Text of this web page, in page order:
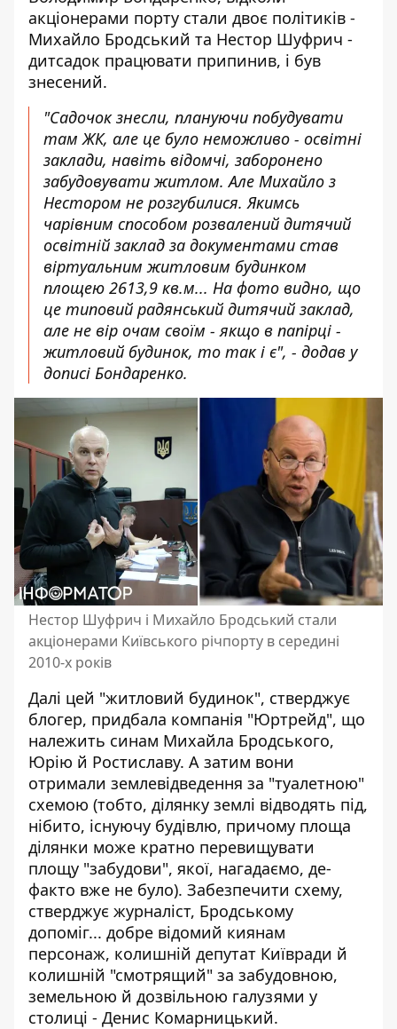
акціонерами порту стали двоє політиків -
Михайло Бродський та Нестор Шуфрич -
дитсадок працювати припинив, і був
знесений.
"Садочок знесли, плануючи побудувати
там ЖК, але це було неможливо - освітні
заклади, навіть відомчі, заборонено
забудовувати житлом. Але Михайло з
Нестором не розгубилися. Якимсь
чарівним способом розвалений дитячий
освітній заклад за документами став
віртуальним житловим будинком
площею 2613,9 кв.м... На фото видно, що
це типовий радянський дитячий заклад,
але не вір очам своїм - якщо в папірці -
житловий будинок, то так і є", - додав у
дописі Бондаренко.
Нестор Шуфрич і Михайло Бродський стали
акціонерами Київського річпорту в середині
2010-х років
Далі цей "житловий будинок", стверджує
блогер, придбала компанія "Юртрейд", що
належить синам Михайла Бродського,
Юрію й Ростиславу. А затим вони
отримали землевідведення за "туалетною"
схемою (тобто, ділянку землі відводять під,
нібито, існуючу будівлю, причому площа
ділянки може кратно перевищувати
площу "забудови", якої, нагадаємо, де-
факто вже не було). Забезпечити схему,
стверджує журналіст, Бродському
допоміг... добре відомий киянам
персонаж, колишній депутат Київради й
колишній "смотрящий" за забудовною,
земельною й дозвільною галузями у
столиці - Денис Комарницький.